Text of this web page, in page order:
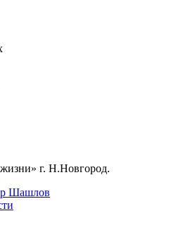
г. Н.Новгород.
Шашлов